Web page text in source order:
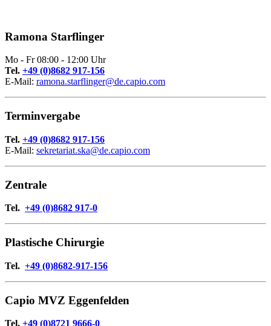
Ramona Starflinger
Mo - Fr 08:00 - 12:00 Uhr
Tel. +49 (0)8682 917-156
E-Mail: ramona.starflinger@de.capio.com
Terminvergabe
Tel. +49 (0)8682 917-156
E-Mail: sekretariat.ska@de.capio.com
Zentrale
Tel. +49 (0)8682 917-0
Plastische Chirurgie
Tel. +49 (0)8682-917-156
Capio MVZ Eggenfelden
Tel. +49 (0)8721 9666-0